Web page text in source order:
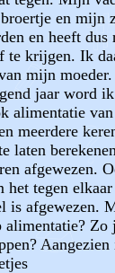
en mijn
en heeft dus
te krijgen. Ik
mijn
jaar word
alimentatie
meerdere
laten
afgewezen.
het tegen
is afgewezen.
alimentatie? Zo